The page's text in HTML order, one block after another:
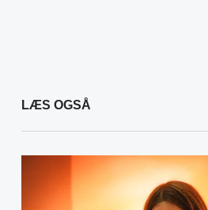
LÆS OGSÅ